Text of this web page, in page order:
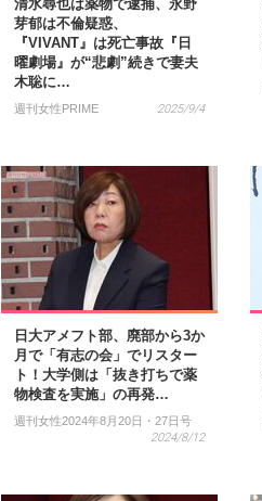
清水尋也は薬物で逮捕、永野
芽郁は不倫疑惑、
『VIVANT』は死亡事故『日
曜劇場』が“悲劇”続きで妻夫
木聡に…
週刊女性PRIME 2025/9/4
日大アメフト部、廃部から3か
月で「有志の会」でリスター
ト！大学側は「抜き打ちで薬
物検査を実施」の再発…
週刊女性2024年8月20日・27日号
2024/8/12